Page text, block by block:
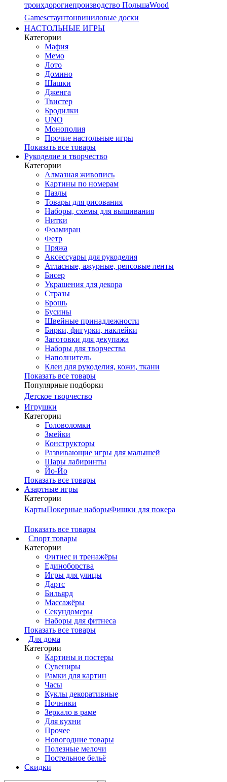
троихдорогиепроизводство ПольшаWood
Gamesстаунтонвиниловые доски
НАСТОЛЬНЫЕ ИГРЫ
Категории
Мафия
Мемо
Лото
Домино
Шашки
Дженга
Твистер
Бродилки
UNO
Монополия
Прочие настольные игры
Показать все товары
Рукоделие и творчество
Категории
Алмазная живопись
Картины по номерам
Пазлы
Товары для рисования
Наборы, схемы для вышивания
Нитки
Фоамиран
Фетр
Пряжа
Аксессуары для рукоделия
Атласные, ажурные, репсовые ленты
Бисер
Украшения для декора
Стразы
Брошь
Бусины
Швейные принадлежности
Бирки, фигурки, наклейки
Заготовки для декупажа
Наборы для творчества
Наполнитель
Клеи для рукоделия, кожи, ткани
Показать все товары
Популярные подборки
Детское творчество
Игрушки
Категории
Головоломки
Змейки
Конструкторы
Развивающие игры для малышей
Шары лабиринты
Йо-Йо
Показать все товары
Азартные игры
Категории
КартыПокерные наборыФишки для покера
Показать все товары
Cпорт товары
Категории
Фитнес и тренажёры
Единоборства
Игры для улицы
Дартс
Бильярд
Массажёры
Секундомеры
Наборы для фитнеса
Показать все товары
Для дома
Категории
Картины и постеры
Сувениры
Рамки для картин
Часы
Куклы декоративные
Ночники
Зеркало в раме
Для кухни
Прочее
Новогодние товары
Полезные мелочи
Постельное бельё
Скидки